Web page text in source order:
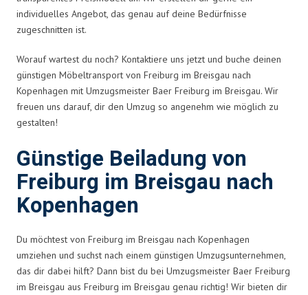
individuelles Angebot, das genau auf deine Bedürfnisse
zugeschnitten ist.
Worauf wartest du noch? Kontaktiere uns jetzt und buche deinen
günstigen Möbeltransport von Freiburg im Breisgau nach
Kopenhagen mit Umzugsmeister Baer Freiburg im Breisgau. Wir
freuen uns darauf, dir den Umzug so angenehm wie möglich zu
gestalten!
Günstige Beiladung von
Freiburg im Breisgau nach
Kopenhagen
Du möchtest von Freiburg im Breisgau nach Kopenhagen
umziehen und suchst nach einem günstigen Umzugsunternehmen,
das dir dabei hilft? Dann bist du bei Umzugsmeister Baer Freiburg
im Breisgau aus Freiburg im Breisgau genau richtig! Wir bieten dir